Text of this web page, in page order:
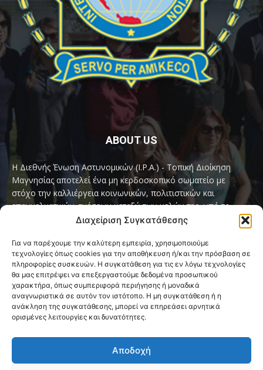
Διαχείριση Συγκατάθεσης
Για να παρέχουμε την καλύτερη εμπειρία, χρησιμοποιούμε
τεχνολογίες όπως cookies για την αποθήκευση ή/και την πρόσβαση σε
πληροφορίες συσκευών. Η συγκατάθεση για τις εν λόγω τεχνολογίες
θα μας επιτρέψει να επεξεργαστούμε δεδομένα προσωπικού
χαρακτήρα, όπως συμπεριφορά περιήγησης ή μοναδικά
αναγνωριστικά σε αυτόν τον ιστότοπο. Η μη συγκατάθεση ή η
ανάκληση της συγκατάθεσης, μπορεί να επηρεάσει αρνητικά
ορισμένες λειτουργίες και δυνατότητες.
Αποδοχή
ABOUT US
Η Διεθνής Ένωση Αστυνομικών (I.P.A.) - Τοπική Διοίκηση
Μαγνησίας αποτελεί ένα μη κερδοσκοπικό σωματείο με
στόχο την καλλιέργεια κοινωνικών, πολιτιστικών και
επαγγελματικών σχέσεων μεταξύ των μελών της, υπό το
παγκόσμιο σύνθημα «Servo per Amikeco» (Υπηρετώ δια της
Contact us:ipamagnesia@gmail.com
FOLLOW US